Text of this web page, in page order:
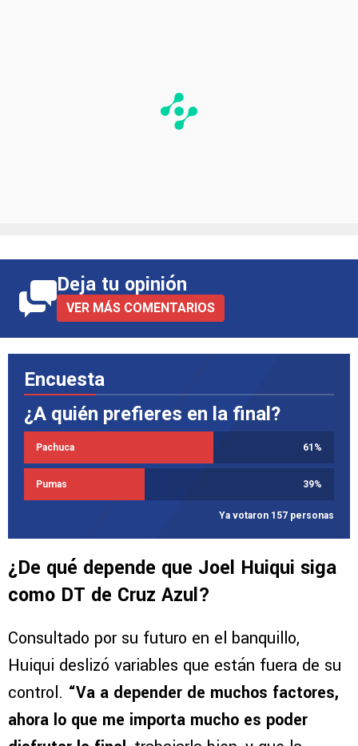
Deja tu opinión
VER MÁS COMENTARIOS
Encuesta
¿A quién prefieres en la final?
Pachuca 61 %
Pumas 39%
Ya votaron 157 personas
¿De qué depende que Joel Huiqui siga
como DT de Cruz Azul?
Consultado por su futuro en el banquillo,
Huiqui deslizó variables que están fuera de su
control. “Va a depender de muchos factores,
ahora lo que me importa mucho es poder